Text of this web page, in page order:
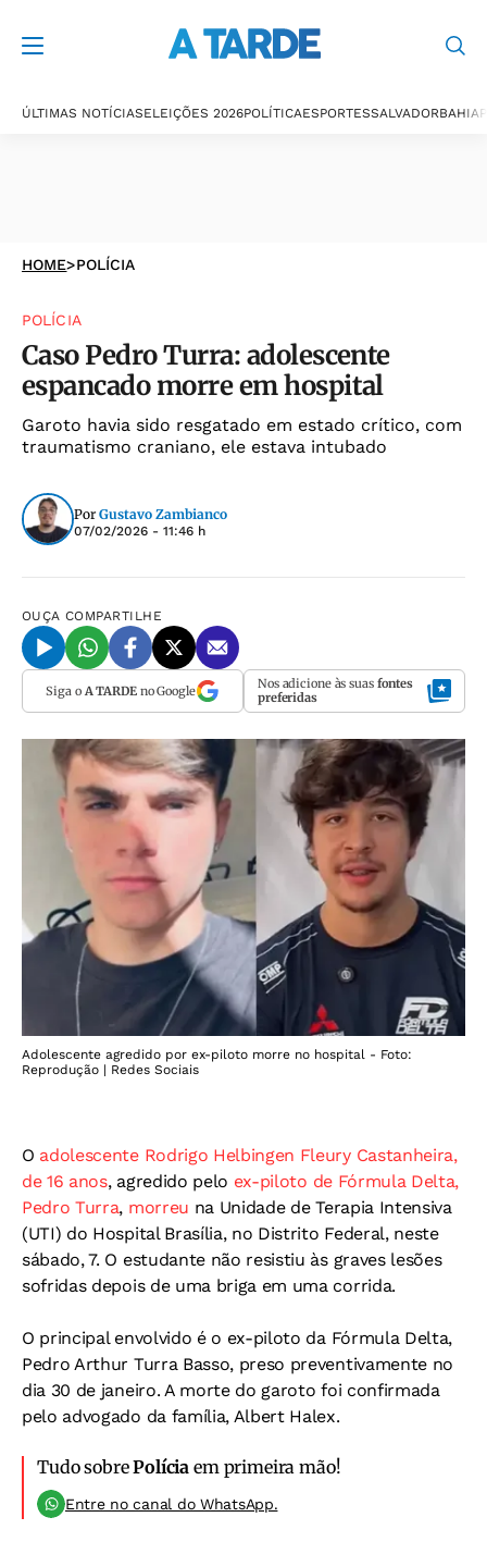
ÚLTIMAS NOTÍCIASELEIÇÕES 2026POLÍTICAESPORTESSALVADORBAHIA
HOME>POLÍCIA
POLÍCIA
Caso Pedro Turra: adolescente
espancado morre em hospital
Garoto havia sido resgatado em estado crítico, com
traumatismo craniano, ele estava intubado
Por Gustavo Zambianco
07/02/2026 - 11:46 h
OUÇA COMPARTILHE
Siga o A TARDEno Google Nos adicione às suas fontes
preferidas
Adolescente agredido por ex-piloto morre no hospital - Foto:
Reprodução | Redes Sociais
O adolescente Rodrigo Helbingen Fleury Castanheira,
de 16 anos, agredido pelo ex-piloto de Fórmula Delta,
Pedro Turra, morreu na Unidade de Terapia Intensiva
(UTI) do Hospital Brasília, no Distrito Federal, neste
sábado, 7. O estudante não resistiu às graves lesões
sofridas depois de uma briga em uma corrida.
O principal envolvido é o ex-piloto da Fórmula Delta,
Pedro Arthur Turra Basso, preso preventivamente no
dia 30 de janeiro. A morte do garoto foi confirmada
pelo advogado da família, Albert Halex.
Tudo sobrePolícia em primeira mão!
Entre no canal do WhatsApp.